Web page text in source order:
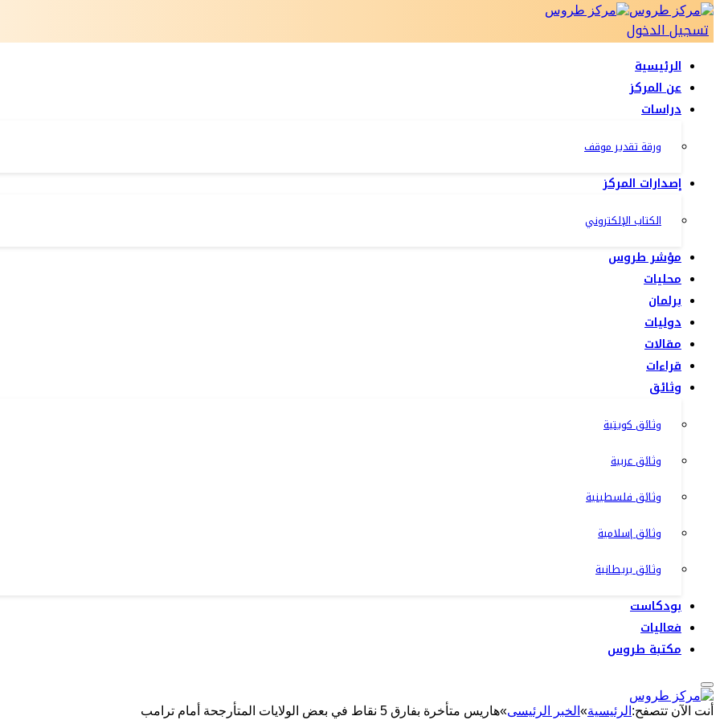
تسجيل الدخول
الرئيسية
عن المركز
دراسات
ورقة تقدير موقف
إصدارات المركز
الكتاب الإلكتروني
مؤشر طروس
محليات
برلمان
دوليات
مقالات
قراءات
وثائق
وثائق كويتية
وثائق عربية
وثائق فلسطينية
وثائق إسلامية
وثائق بريطانية
بودكاست
فعاليات
مكتبة طروس
أنت الآن تتصفح: الرئيسية» الخبر الرئيسى»هاريس متأخرة بفارق 5 نقاط في بعض الولايات المتأرجحة أمام ترامب